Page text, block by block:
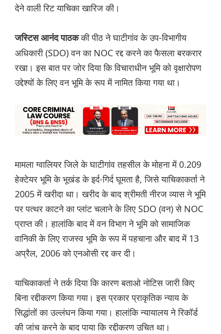
देने वाली रिट याचिका खारिज की।
जस्टिस आनंद पाठककी पीठ ने घाटीगांव के उप-विभागीय
अधिकारी (SDO) वन का NOC रद्द करने का फैसला बरकरार
रखा। इस बात पर जोर दिया कि विचाराधीन भूमि को वृक्षारोपण
उद्देश्यों के लिए वन भूमि के रूप में नामित किया गया था।
मामला ग्वालियर जिले के घाटीगांव तहसील के मोहना में 0.209
हेक्टेयर भूमि के भूखंड के इर्द-गिर्द घूमता है, जिसे याचिकाकर्ता ने
2005 में खरीदा था। खरीद के बाद श्रीमती नीरज व्यास ने भूमि
पर पत्थर काटने का प्लांट चलाने के लिए SDO (वन) से NOC
प्राप्त की। हालांकि बाद में वन विभाग ने भूमि को सामाजिक
वानिकी के लिए राजस्व भूमि के रूप में पहचाना और बाद में 13
अप्रैल, 2006 को एनओसी रद्द कर दी।
याचिकाकर्ता ने तर्क दिया कि कारण बताओ नोटिस जारी किए
बिना रद्दीकरण किया गया। इस प्रकार प्राकृतिक न्याय के
सिद्धांतों का उल्लंघन किया गया। हालांकि न्यायालय ने रिकॉर्ड
की जांच करने के बाद पाया कि रद्दीकरण उचित था।